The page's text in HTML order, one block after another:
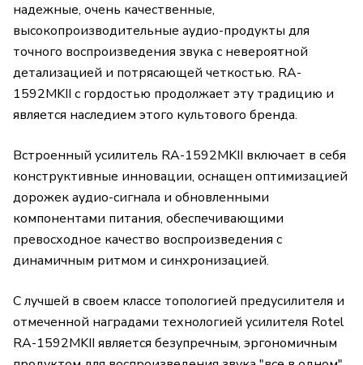
надежные, очень качественные,
высокопроизводительные аудио-продукты для
точного воспроизведения звука с невероятной
детализацией и потрясающей четкостью. RA-
1592MKII с гордостью продолжает эту традицию и
является наследием этого культового бренда.
Встроенный усилитель RA-1592MKII включает в себя
конструктивные инновации, оснащен оптимизацией
дорожек аудио-сигнала и обновленными
компонентами питания, обеспечивающими
превосходное качество воспроизведения с
динамичным ритмом и синхронизацией.
С лучшей в своем классе топологией предусилителя и
отмеченной наградами технологией усилителя Rotel
RA-1592MKII является безупречным, эргономичным